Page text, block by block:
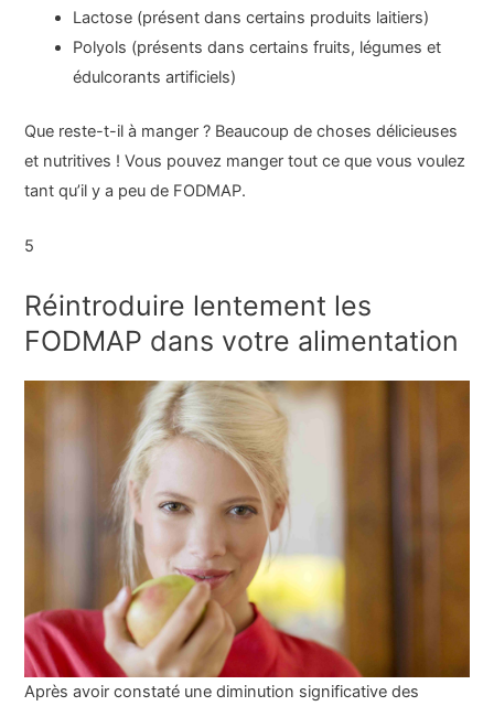
Lactose (présent dans certains produits laitiers)
Polyols (présents dans certains fruits, légumes et
édulcorants artificiels)
Que reste-t-il à manger ? Beaucoup de choses délicieuses
et nutritives ! Vous pouvez manger tout ce que vous voulez
tant qu’il y a peu de FODMAP.
5
Réintroduire lentement les
FODMAP dans votre alimentation
Après avoir constaté une diminution significative des